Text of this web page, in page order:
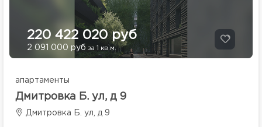
220 422 020 руб
2 091 000 руб за 1 кв.м.
апартаменты
Дмитровка Б. ул, д 9
Дмитровка Б. ул, д 9